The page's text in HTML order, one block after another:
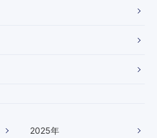
2025年